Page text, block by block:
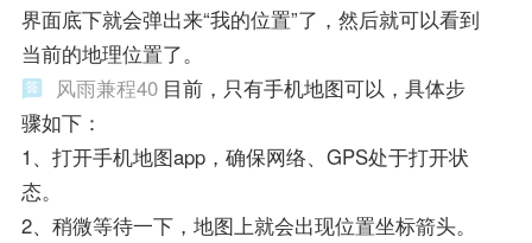
界面底下就会弹出来“我的位置”了，然后就可以看到
当前的地理位置了。
风雨兼程40 目前，只有手机地图可以，具体步
骤如下：
1、打开手机地图app，确保网络、GPS处于打开状
态。
2、稍微等待一下，地图上就会出现位置坐标箭头。